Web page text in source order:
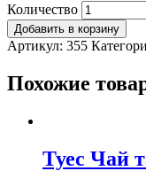
Количество
Добавить в корзину
Артикул: 355
Похожие
Туес Чай